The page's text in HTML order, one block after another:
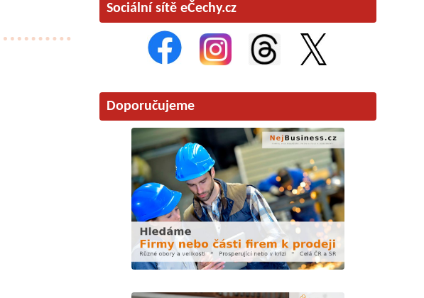
Sociální sítě eČechy.cz
Doporučujeme